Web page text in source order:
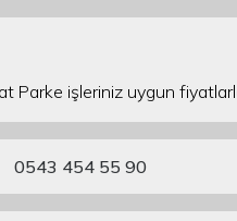
Parke işleriniz uygun
0543 454 55 90